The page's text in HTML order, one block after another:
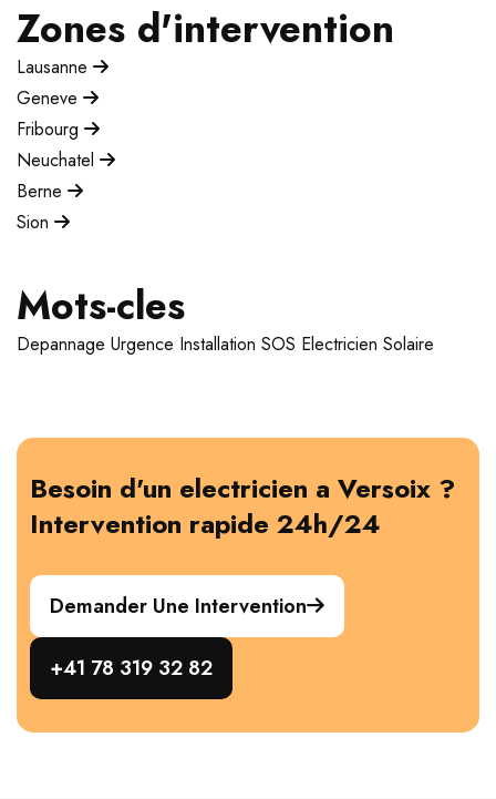
Zones d'intervention
Lausanne
Geneve
Fribourg
Neuchatel
Berne
Sion
Mots-cles
Depannage Urgence Installation SOS Electricien Solaire
Besoin d'un electricien a Versoix ?
Intervention rapide 24h/24
Demander Une Intervention
+41 78 319 32 82